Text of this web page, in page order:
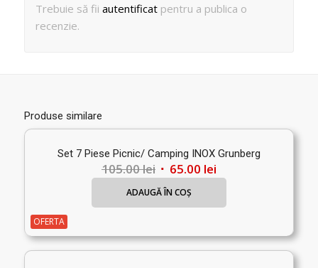
Trebuie să fii autentificatpentru a publica o
recenzie.
Produse similare
Set 7 Piese Picnic/ Camping INOX Grunberg
105.00lei Prețul
inițial
105.00 lei.
65.00 leiPrețul
curent
este:
ADAUGĂ ÎN COȘ
OFERTA